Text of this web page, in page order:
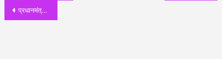
navigation
प्रधानमंत्री नरेन्द्र मोदी के नेतृत्व में गरीब कल्याण को प्रतिबद्ध भारत सरकार : नरेश बंसल